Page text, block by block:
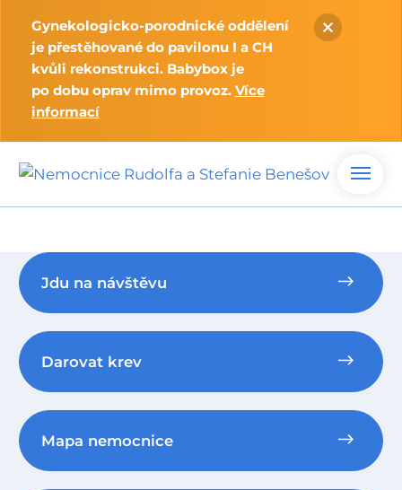
Gynekologicko-porodnické oddělení
je přestěhované do pavilonu I a CH
kvůli rekonstrukci. Babybox je
po dobu oprav mimo provoz. Více
informací
Jdu na návštěvu
Darovat krev
Mapa nemocnice